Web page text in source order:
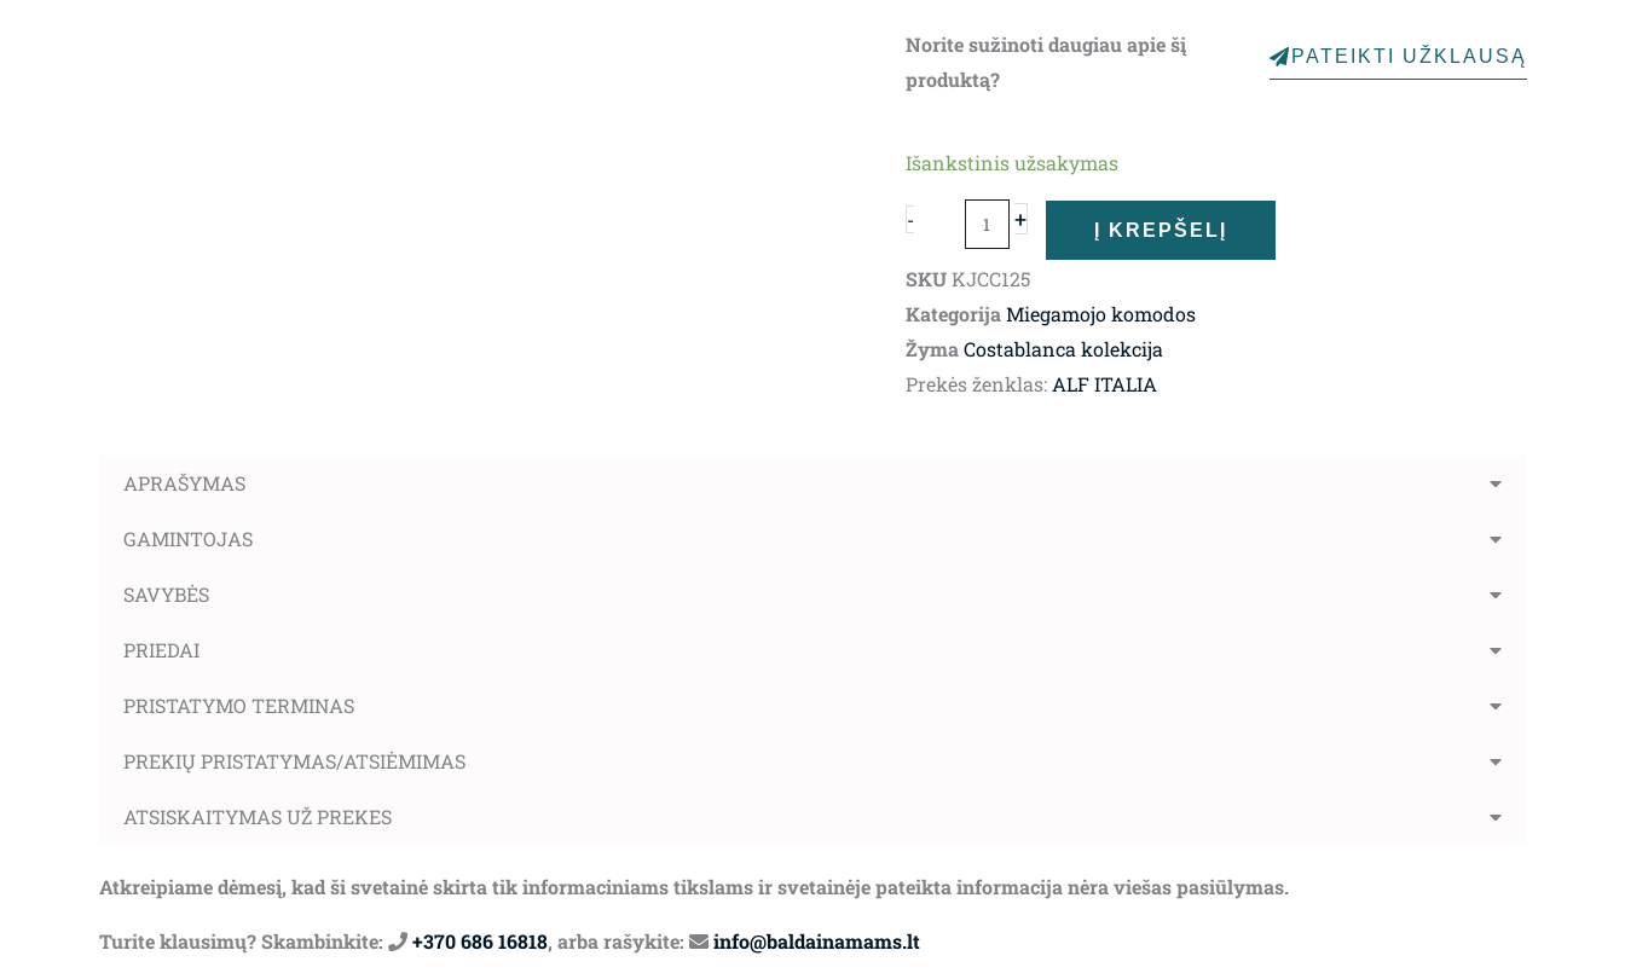
Norite sužinoti daugiau apie šį
produktą?
PATEIKTI UŽKLAUSĄ
Išankstinis užsakymas
-
kiekis:
Miegamojo
komoda
Costablanca
+ Į KREPŠELĮ
SKUKJCC125
KategorijaMiegamojo komodos
ŽymaCostablanca kolekcija
Prekės ženklas: ALF ITALIA
APRAŠYMAS
GAMINTOJAS
SAVYBĖS
PRIEDAI
PRISTATYMO TERMINAS
PREKIŲ PRISTATYMAS/ATSIĖMIMAS
ATSISKAITYMAS UŽ PREKES
Atkreipiame dėmesį, kad ši svetainė skirta tik informaciniams tikslams ir svetainėje pateikta informacija nėra viešas pasiūlymas.
Turite klausimų? Skambinkite: +370 686 16818, arba rašykite: info@baldainamams.lt